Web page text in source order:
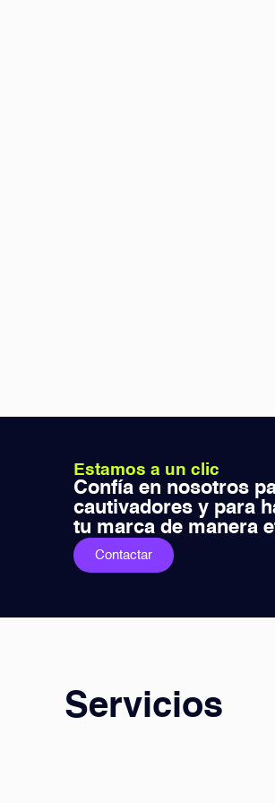
Estamos a un clic
Confía en nosotros
cautivadores y para
tu marca de manera
Contactar
Servicios